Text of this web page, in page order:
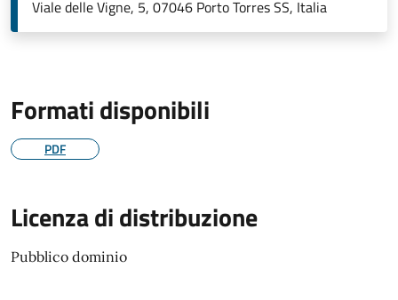
Viale delle Vigne, 5, 07046 Porto Torres SS, Italia
Formati disponibili
PDF
Licenza di distribuzione
Pubblico dominio